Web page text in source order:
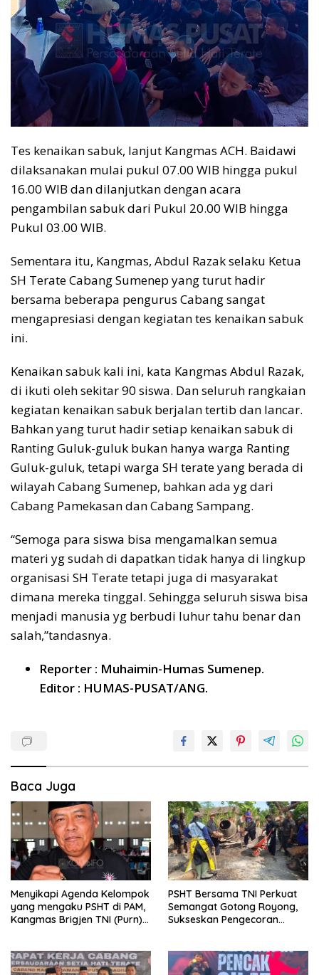
Tes kenaikan sabuk, lanjut Kangmas ACH. Baidawi
dilaksanakan mulai pukul 07.00 WIB hingga pukul
16.00 WIB dan dilanjutkan dengan acara
pengambilan sabuk dari Pukul 20.00 WIB hingga
Pukul 03.00 WIB.
Sementara itu, Kangmas, Abdul Razak selaku Ketua
SH Terate Cabang Sumenep yang turut hadir
bersama beberapa pengurus Cabang sangat
mengapresiasi dengan kegiatan tes kenaikan sabuk
ini.
Kenaikan sabuk kali ini, kata Kangmas Abdul Razak,
di ikuti oleh sekitar 90 siswa. Dan seluruh rangkaian
kegiatan kenaikan sabuk berjalan tertib dan lancar.
Bahkan yang turut hadir setiap kenaikan sabuk di
Ranting Guluk-guluk bukan hanya warga Ranting
Guluk-guluk, tetapi warga SH terate yang berada di
wilayah Cabang Sumenep, bahkan ada yg dari
Cabang Pamekasan dan Cabang Sampang.
“Semoga para siswa bisa mengamalkan semua
materi yg sudah di dapatkan tidak hanya di lingkup
organisasi SH Terate tetapi juga di masyarakat
dimana mereka tinggal. Sehingga seluruh siswa bisa
menjadi manusia yg berbudi luhur tahu benar dan
salah,”tandasnya.
Reporter : Muhaimin-Humas Sumenep.
Editor : HUMAS-PUSAT/ANG.
Baca Juga
Menyikapi Agenda Kelompok
yang mengaku PSHT di PAM,
Kangmas Brigjen TNI (Purn)
PSHT Bersama TNI Perkuat
Semangat Gotong Royong,
Sukseskan Pengecoran